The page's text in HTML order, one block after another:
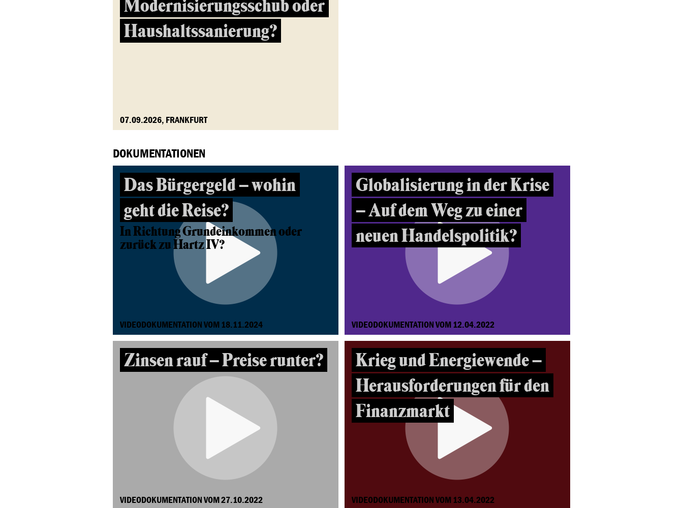
Modernisierungsschub oder
Haushaltssanierung?
07.09.2026, FRANKFURT
DOKUMENTATIONEN
Das Bürgergeld – wohin
geht die Reise?
In Richtung Grundeinkommen oder
zurück zu Hartz IV?
VIDEODOKUMENTATION VOM 18.11.2024
Globalisierung in der Krise
– Auf dem Weg zu einer
neuen Handelspolitik?
VIDEODOKUMENTATION VOM 12.04.2022
Zinsen rauf – Preise runter?
VIDEODOKUMENTATION VOM 27.10.2022
Krieg und Energiewende –
Herausforderungen für den
Finanzmarkt
VIDEODOKUMENTATION VOM 13.04.2022